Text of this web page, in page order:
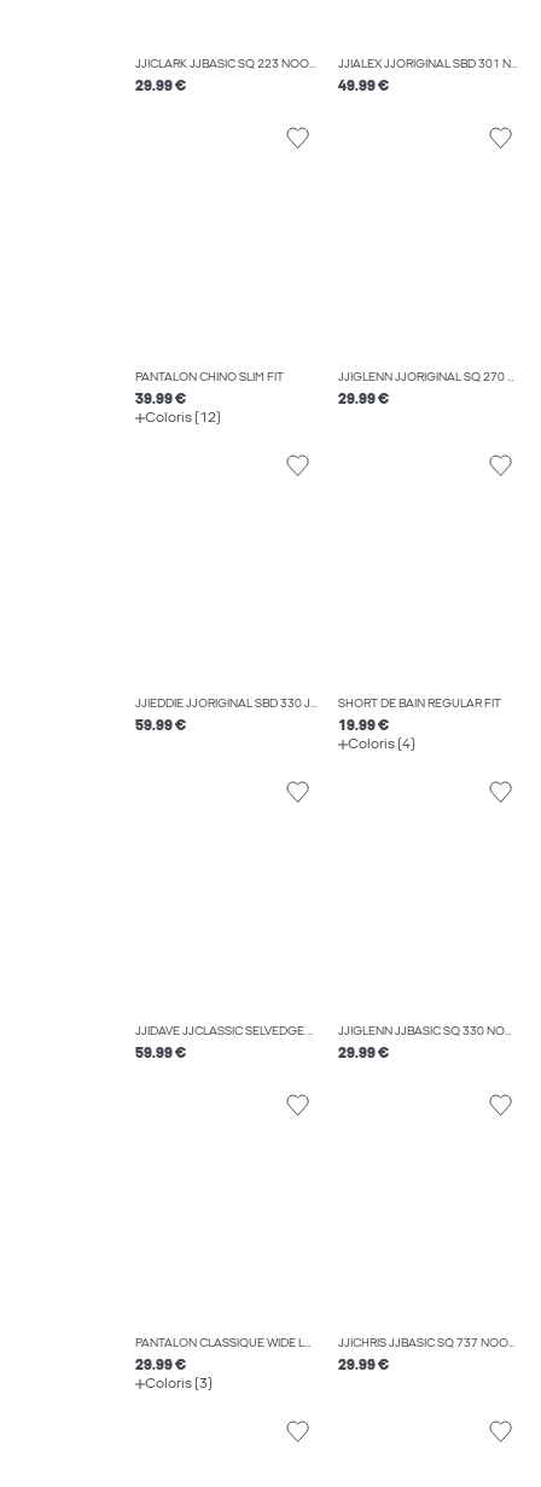
JJICLARK JJBASIC SQ 223 NOOS COUPE REGULAR
29.99 €
JJIALEX JJORIGINAL SBD 301 NOOS JEAN BAGGY FIT
49.99 €
PANTALON CHINO SLIM FIT
39.99 €
Coloris (12)
JJIGLENN JJORIGINAL SQ 270 NOOS JEAN SLIM
29.99 €
JJIEDDIE JJORIGINAL SBD 330 JEAN À COUPE LOOSE
59.99 €
SHORT DE BAIN REGULAR FIT
19.99 €
Coloris (4)
JJIDAVE JJCLASSIC SELVEDGE AM 633 STYD JEAN À COUPE WIDE
59.99 €
JJIGLENN JJBASIC SQ 330 NOOS JEAN SLIM
29.99 €
PANTALON CLASSIQUE WIDE LEG FIT
29.99 €
Coloris (3)
JJICHRIS JJBASIC SQ 737 NOOS JEAN COUPE DÉCONTRACTÉE
29.99 €